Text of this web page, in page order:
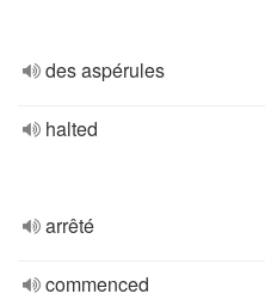
des aspérules
halted
arrêté
commenced